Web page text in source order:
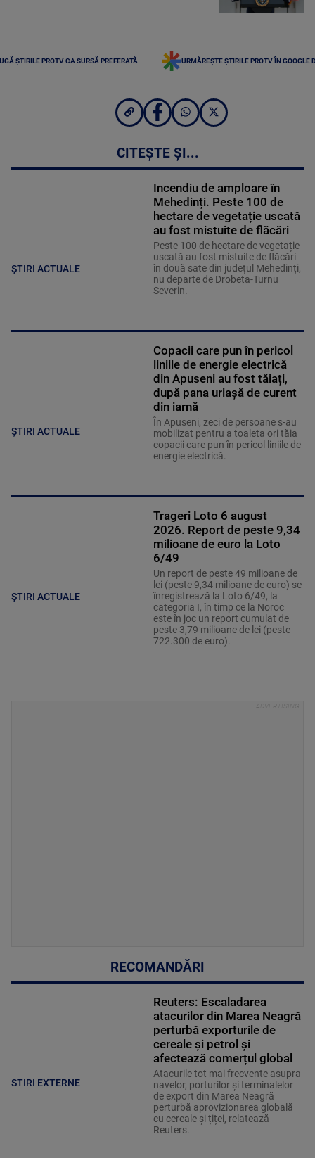
ȘTIRILE PROTV CA SURSĂ PREFERATĂ URMĂREȘTE ȘTIRILE PROTV ÎN GOOGLE
CITEȘTE ȘI...
ȘTIRI ACTUALE
Incendiu de amploare în
Mehedinți. Peste 100 de
hectare de vegetație uscată
au fost mistuite de flăcări
Peste 100 de hectare de vegetație
uscată au fost mistuite de flăcări
în două sate din județul Mehedinți,
nu departe de Drobeta-Turnu
Severin.
ȘTIRI ACTUALE
Copacii care pun în pericol
liniile de energie electrică
din Apuseni au fost tăiați,
după pana uriașă de curent
din iarnă
În Apuseni, zeci de persoane s-au
mobilizat pentru a toaleta ori tăia
copacii care pun în pericol liniile de
energie electrică.
ȘTIRI ACTUALE
Trageri Loto 6 august
2026. Report de peste 9,34
milioane de euro la Loto
6/49
Un report de peste 49 milioane de
lei (peste 9,34 milioane de euro) se
înregistrează la Loto 6/49, la
categoria I, în timp ce la Noroc
este în joc un report cumulat de
peste 3,79 milioane de lei (peste
722.300 de euro).
RECOMANDĂRI
STIRI EXTERNE
Reuters: Escaladarea
atacurilor din Marea Neagră
perturbă exporturile de
cereale și petrol și
afectează comerțul global
Atacurile tot mai frecvente asupra
navelor, porturilor și terminalelor
de export din Marea Neagră
perturbă aprovizionarea globală
cu cereale și țiței, relatează
Reuters.